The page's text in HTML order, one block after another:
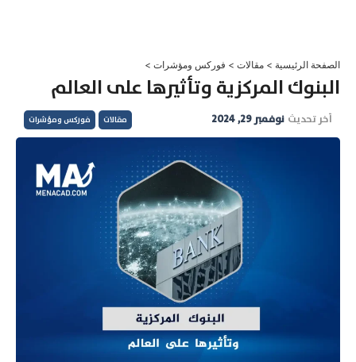
الصفحة الرئيسية > مقالات > فوركس ومؤشرات >
البنوك المركزية وتأثيرها على العالم
آخر تحديث نوفمبر 29, 2024 مقالات فوركس ومؤشرات